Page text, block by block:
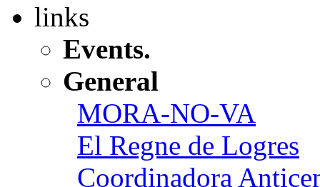
links
Events.
General
MORA-NO-VA
El Regne de Logres
Coordinadora